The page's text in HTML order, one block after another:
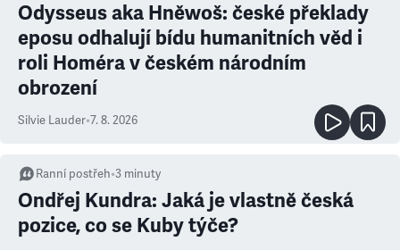
Odysseus aka Hněwoš: české překlady
eposu odhalují bídu humanitních věd i
roli Homéra v českém národním
obrození
Silvie Lauder•7. 8. 2026
Ranní postřeh•3 minuty
Ondřej Kundra: Jaká je vlastně česká
pozice, co se Kuby týče?